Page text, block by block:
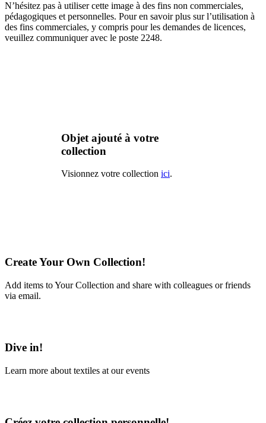
N’hésitez pas à utiliser cette image à des fins non commerciales,
pédagogiques et personnelles. Pour en savoir plus sur l’utilisation à
des fins commerciales, y compris pour les demandes de licences,
veuillez communiquer avec le poste 2248.
Objet ajouté à votre
collection
Visionnez votre collection ici.
Create Your Own Collection!
Add items to Your Collection and share with colleagues or friends
via email.
Dive in!
Learn more about textiles at our events